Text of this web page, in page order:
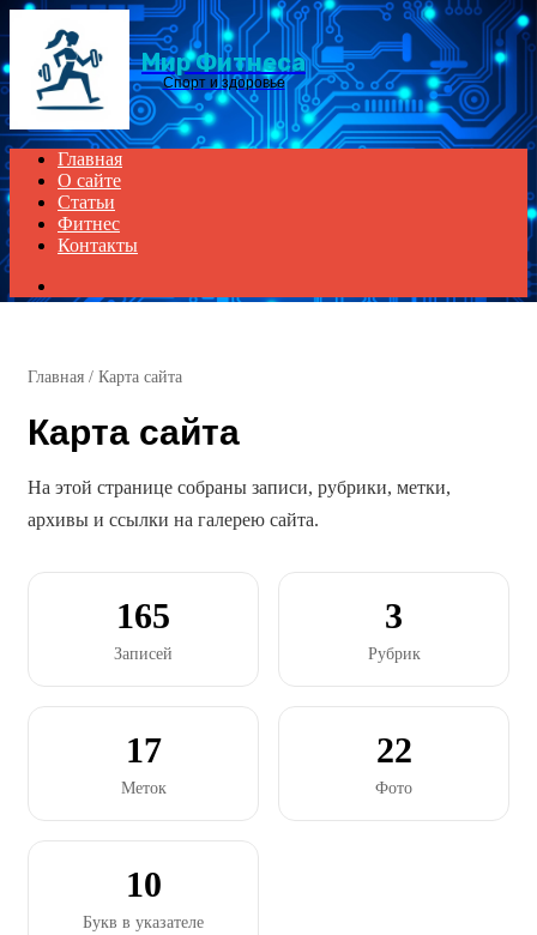
Menu
Мир Фитнеса
Спорт и здоровье
Главная
О сайте
Статьи
Фитнес
Контакты
for
Главная / Карта сайта
Карта сайта
На этой странице собраны записи, рубрики, метки,
архивы и ссылки на галерею сайта.
165
Записей
3
Рубрик
17
Меток
22
Фото
10
Букв в указателе